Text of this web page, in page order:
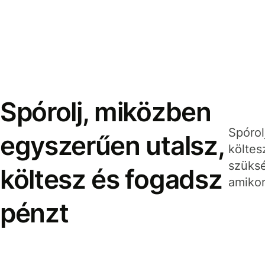
Spórolj, miközben
egyszerűen utalsz,
költesz és fogadsz
pénzt